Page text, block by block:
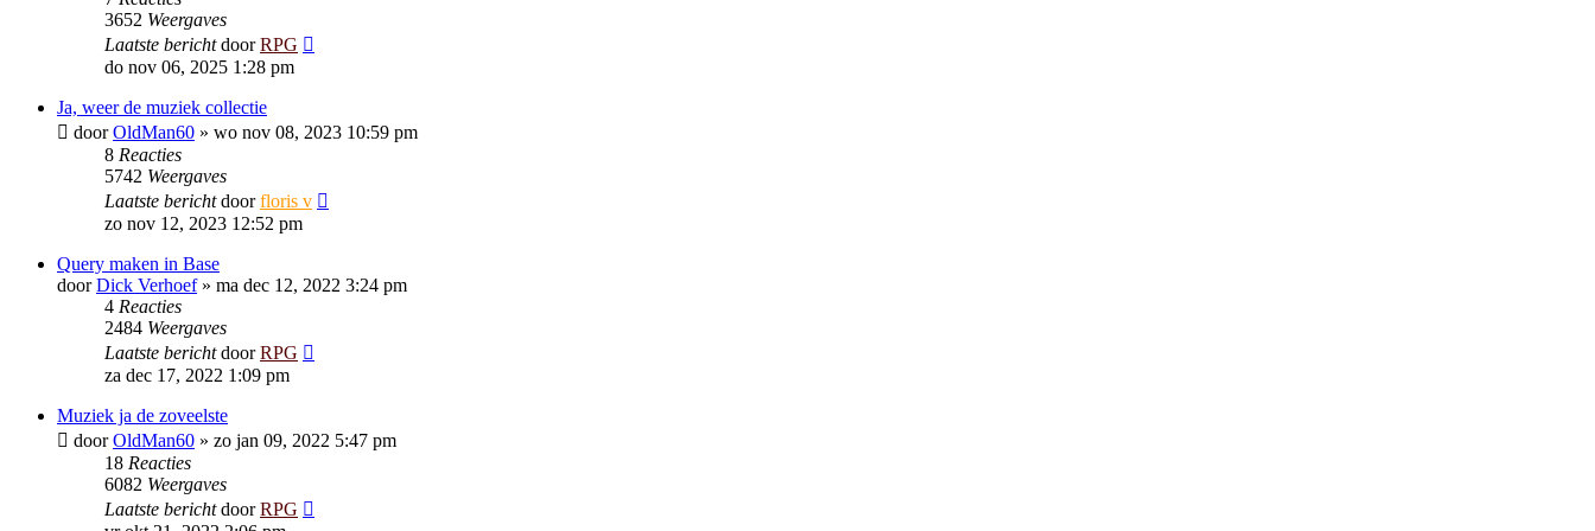
3652 Weergaves
Laatste berichtdoorRPG
do nov 06, 2025 1:28 pm
Ja, weer de muziek collectie
doorOldMan60 » wo nov 08, 2023 10:59 pm
8 Reacties
5742 Weergaves
Laatste berichtdoorfloris v
zo nov 12, 2023 12:52 pm
Query maken in Base
doorDick Verhoef» ma dec 12, 2022 3:24 pm
4 Reacties
2484 Weergaves
Laatste berichtdoorRPG
za dec 17, 2022 1:09 pm
Muziek ja de zoveelste
doorOldMan60 » zo jan 09, 2022 5:47 pm
18 Reacties
6082 Weergaves
Laatste berichtdoorRPG